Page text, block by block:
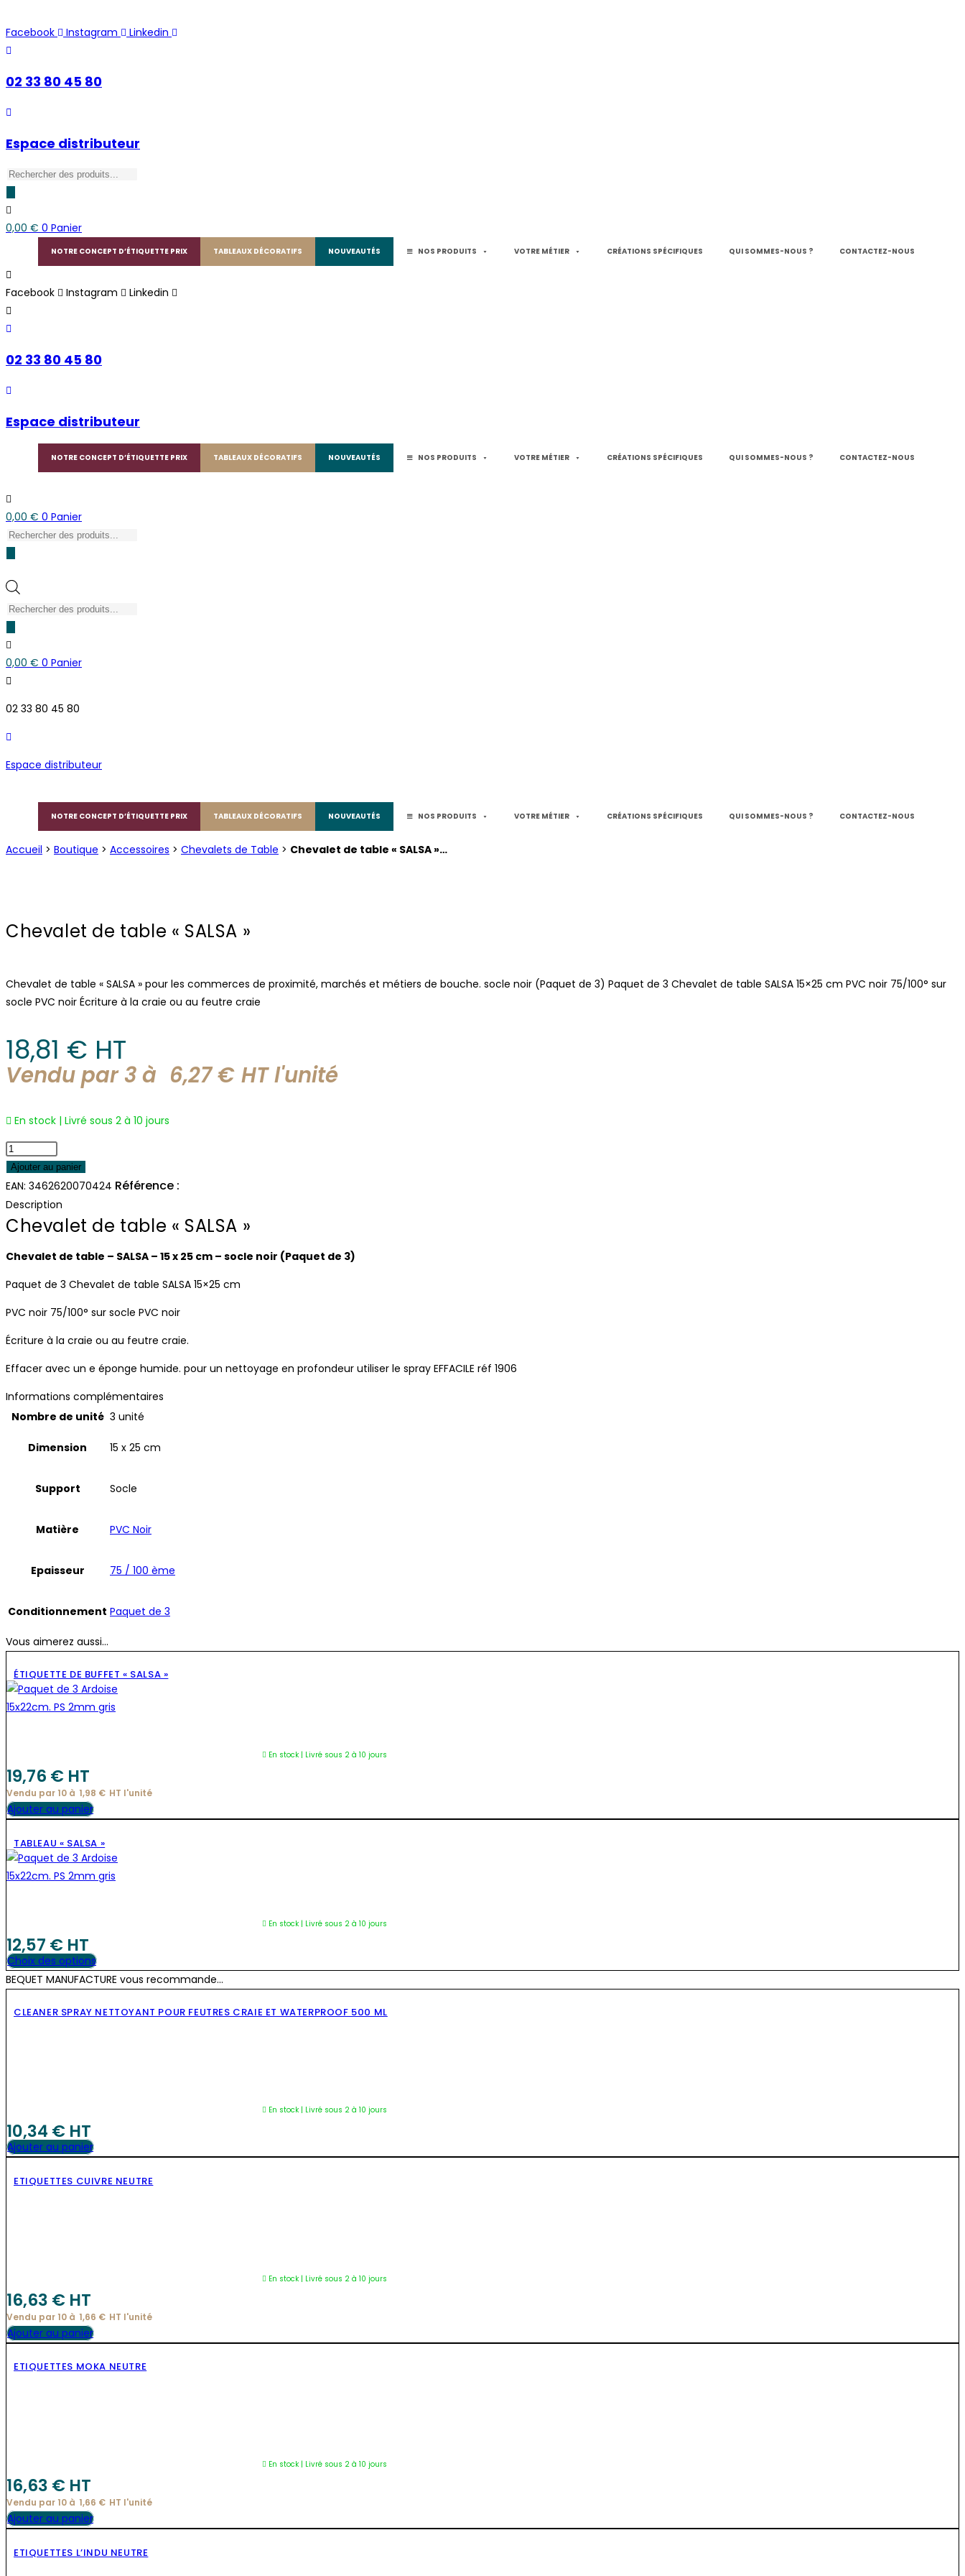
to
content
Facebook Instagram Linkedin
02 33 80 45 80
Espace distributeur
Recherche
produits
0,00 € 0 Panier
NOTRE CONCEPT D’ÉTIQUETTE PRIX TABLEAUX DÉCORATIFS NOUVEAUTÉS NOS PRODUITS VOTRE MÉTIER CRÉATIONS SPÉCIFIQUES QUI SOMMES-NOUS ? CONTACTEZ-NOUS
Facebook Instagram Linkedin
02 33 80 45 80
Espace distributeur
NOTRE CONCEPT D’ÉTIQUETTE PRIX TABLEAUX DÉCORATIFS NOUVEAUTÉS NOS PRODUITS VOTRE MÉTIER CRÉATIONS SPÉCIFIQUES QUI SOMMES-NOUS ? CONTACTEZ-NOUS
0,00 € 0 Panier
Recherche
Recherche
de
produits
0,00 € 0 Panier
02 33 80 45 80
Espace distributeur
NOTRE CONCEPT D’ÉTIQUETTE PRIX TABLEAUX DÉCORATIFS NOUVEAUTÉS NOS PRODUITS VOTRE MÉTIER CRÉATIONS SPÉCIFIQUES QUI SOMMES-NOUS ? CONTACTEZ-NOUS
Accueil > Boutique > Accessoires > Chevalets de Table > Chevalet de table « SALSA »…
Chevalet de table « SALSA »
Chevalet de table « SALSA » pour les commerces de proximité, marchés et métiers de bouche. socle noir (Paquet de 3) Paquet de 3 Chevalet de table SALSA 15×25 cm PVC noir 75/100° sur
socle PVC noir Écriture à la craie ou au feutre craie
18,81 € HT
Vendu par 3 à 6,27€ HT l'unité
En stock | Livré sous 2 à 10 jours
quantité
de
Chevalet
de
table
Ajouter au panier
EAN: 3462620070424 Référence :
Description
Chevalet de table « SALSA »
Chevalet de table – SALSA – 15 x 25 cm – socle noir (Paquet de 3)
Paquet de 3 Chevalet de table SALSA 15×25 cm
PVC noir 75/100° sur socle PVC noir
Écriture à la craie ou au feutre craie.
Effacer avec un e éponge humide. pour un nettoyage en profondeur utiliser le spray EFFACILE réf 1906
Informations complémentaires
Nombre de unité 3 unité
Dimension 15 x 25 cm
Support Socle
Matière PVC Noir
Epaisseur 75 / 100 ème
Conditionnement Paquet de 3
Vous aimerez aussi...
ÉTIQUETTE DE BUFFET « SALSA »
En stock | Livré sous 2 à 10 jours
19,76 € HT
Vendu par 10 à 1,98 € HT l'unité
Ajouter au panier
TABLEAU « SALSA »
En stock | Livré sous 2 à 10 jours
12,57 € HT
Choix des optionsCe
produit
plusieurs
la
page
BEQUET MANUFACTURE vous recommande...
CLEANER SPRAY NETTOYANT POUR FEUTRES CRAIE ET WATERPROOF 500 ML
En stock | Livré sous 2 à 10 jours
10,34 € HT
Ajouter au panier
ETIQUETTES CUIVRE NEUTRE
En stock | Livré sous 2 à 10 jours
16,63 € HT
Vendu par 10 à 1,66 € HT l'unité
Ajouter au panier
ETIQUETTES MOKA NEUTRE
En stock | Livré sous 2 à 10 jours
16,63 € HT
Vendu par 10 à 1,66 € HT l'unité
Ajouter au panier
ETIQUETTES L’INDU NEUTRE